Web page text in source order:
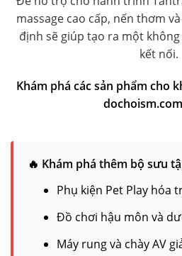
massage cao cấp, nến thơm
định sẽ giúp tạo ra một
kết nối.
Khám phá các sản phẩm cho
🔥 Khám phá thêm bộ sưu
Phụ kiện Pet Play hóa
Đồ chơi hậu môn và
Máy rung và chày AV